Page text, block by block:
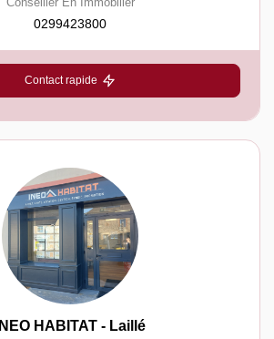
0299423800
Contact rapide
INEO HABITAT - Laillé